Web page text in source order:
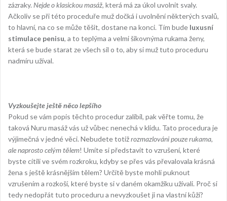
zázraky. Nejde o klasickoumasáž, která má za úkol uvolnit svaly.
Ačkoliv se při této proceduře muž dočká i uvolnění některých svalů,
to hlavní, na co se může těšit, dostane na konci. Tím bude luxusní
stimulace penisu, a to teplýma a velmi šikovnýma rukama ženy,
která se bude starat ze všech sil o to, aby si muž tuto proceduru
nadmíru užíval.
Vyzkoušejte ještě něco lepšího
Pokud se vám popis těchto procedur zalíbil, pak věřte tomu, že
taková Nuru masážvás už vůbec nenechá v klidu. Tato procedura je
výjimečná v jedné věci. Nebudete totižrozmazlováni pouze rukama,
ale naprosto celým tělem! Umíte si představit to vzrušení, které
byste cítili ve svém rozkroku, kdyby se přes vás převalovala krásná
žena s ještě krásnějším tělem? Určitě byste mohli puknout
vzrušením a rozkoší, které byste si v daném okamžiku užívali. Proč si
tedy nedopřát tuto proceduru a nevyzkoušet ji na vlastní kůži?